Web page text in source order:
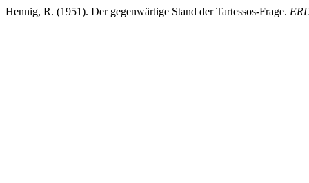
Hennig, R. (1951). Der gegenwärtige Stand der Tartessos-Frage.